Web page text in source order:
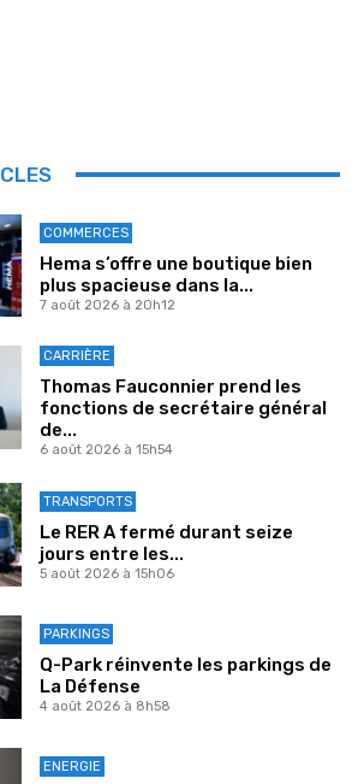
COMMERCES
Hema s’offre une boutique bien
plus spacieuse dans la...
7 août 2026 à 20h12
CARRIÈRE
Thomas Fauconnier prend les
fonctions de secrétaire général
de...
6 août 2026 à 15h54
TRANSPORTS
Le RER A fermé durant seize
jours entre les...
5 août 2026 à 15h06
PARKINGS
Q-Park réinvente les parkings de
La Défense
4 août 2026 à 8h58
ENERGIE